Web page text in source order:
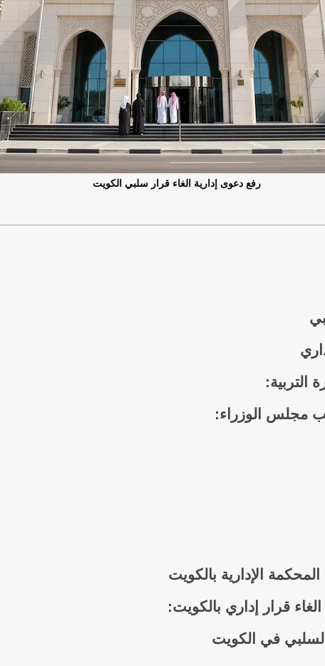
رفع دعوى إدارية الغاء قرار سلبي الكويت
الإدارية بالكويت
قرار إداري بالكويت:
السلبي في الكويت